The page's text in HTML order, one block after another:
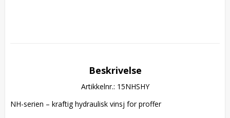
Beskrivelse
Artikkelnr.: 15NHSHY
NH-serien – kraftig hydraulisk vinsj for proffer